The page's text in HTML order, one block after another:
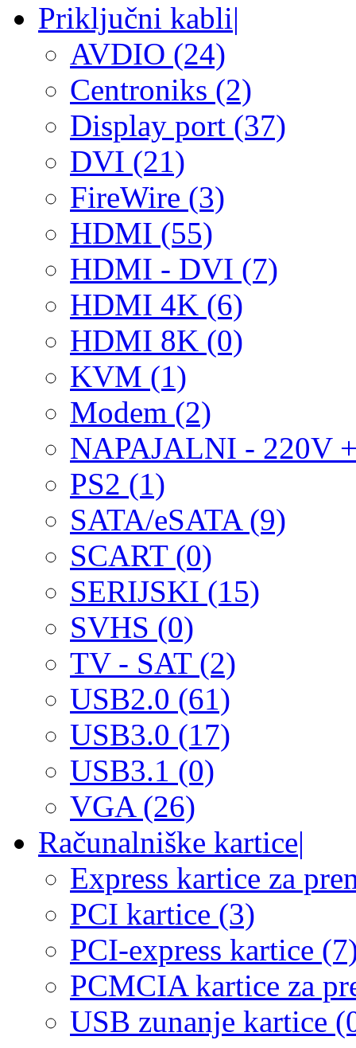
Priključni kabli|
AVDIO (24)
Centroniks (2)
Display port (37)
DVI (21)
FireWire (3)
HDMI (55)
HDMI - DVI (7)
HDMI 4K (6)
HDMI 8K (0)
KVM (1)
Modem (2)
NAPAJALNI - 220V
PS2 (1)
SATA/eSATA (9)
SCART (0)
SERIJSKI (15)
SVHS (0)
TV - SAT (2)
USB2.0 (61)
USB3.0 (17)
USB3.1 (0)
VGA (26)
Računalniške kartice|
Express kartice za
PCI kartice (3)
PCI-express kartice
PCMCIA kartice za
USB zunanje kartice